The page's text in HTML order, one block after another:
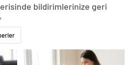
bildirimlerinize geri